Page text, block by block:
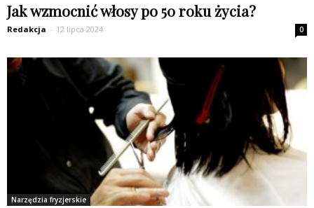
Jak wzmocnić włosy po 50 roku życia?
Redakcja - 12 lipca 2024 0
Narzędzia fryzjerskie